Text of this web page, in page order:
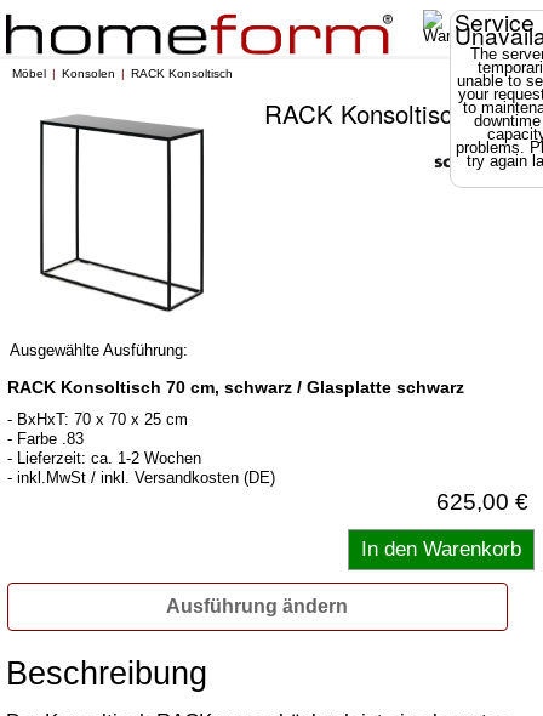
Service
The
unable to
your
to
problems.
try again
Möbel Konsolen RACK Konsoltisch
RACK Konsoltisch
Ausgewählte Ausführung:
RACK Konsoltisch 70 cm, schwarz / Glasplatte schwarz
- BxHxT: 70 x 70 x 25 cm
- Farbe .83
- Lieferzeit: ca. 1-2 Wochen
- inkl.MwSt / inkl. Versandkosten (DE)
625,00 €
Ausführung ändern
Beschreibung